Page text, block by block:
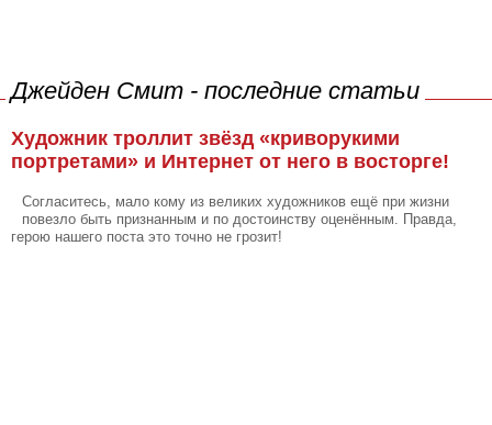
Джейден Смит - последние статьи
Художник троллит звёзд «криворукими
портретами» и Интернет от него в восторге!
Согласитесь, мало кому из великих художников ещё при жизни
повезло быть признанным и по достоинству оценённым. Правда,
герою нашего поста это точно не грозит!